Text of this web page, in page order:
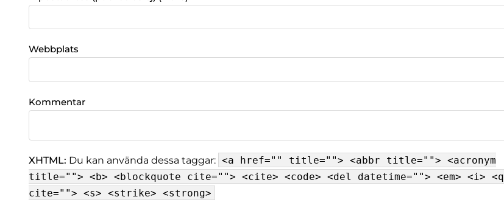
Webbplats
Kommentar
XHTML: Du kan använda dessa taggar: <a href="" title=""> <abbr title=""> <acronym
title=""> <b> <blockquote cite=""> <cite> <code> <del datetime=""> <em> <i> <q
cite=""> <s> <strike> <strong>